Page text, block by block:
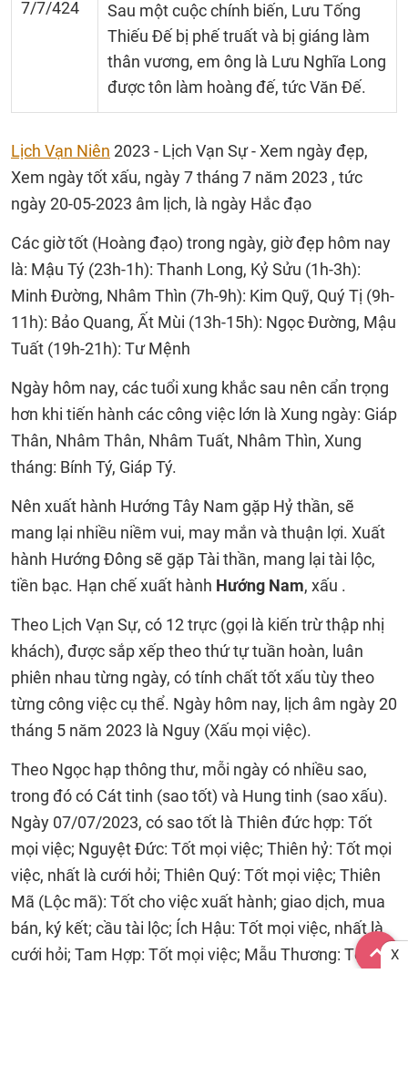
7/7/424
Sau một cuộc chính biến, Lưu Tống
Thiếu Đế bị phế truất và bị giáng làm
thân vương, em ông là Lưu Nghĩa Long
được tôn làm hoàng đế, tức Văn Đế.
Lịch Vạn Niên 2023 - Lịch Vạn Sự - Xem ngày đẹp,
Xem ngày tốt xấu, ngày 7 tháng 7 năm 2023 , tức
ngày 20-05-2023 âm lịch, là ngày Hắc đạo
Các giờ tốt (Hoàng đạo) trong ngày, giờ đẹp hôm nay
là: Mậu Tý (23h-1h): Thanh Long, Kỷ Sửu (1h-3h):
Minh Đường, Nhâm Thìn (7h-9h): Kim Quỹ, Quý Tị (9h-
11h): Bảo Quang, Ất Mùi (13h-15h): Ngọc Đường, Mậu
Tuất (19h-21h): Tư Mệnh
Ngày hôm nay, các tuổi xung khắc sau nên cẩn trọng
hơn khi tiến hành các công việc lớn là Xung ngày: Giáp
Thân, Nhâm Thân, Nhâm Tuất, Nhâm Thìn, Xung
tháng: Bính Tý, Giáp Tý.
Nên xuất hành Hướng Tây Nam gặp Hỷ thần, sẽ
mang lại nhiều niềm vui, may mắn và thuận lợi. Xuất
hành Hướng Đông sẽ gặp Tài thần, mang lại tài lộc,
tiền bạc. Hạn chế xuất hành Hướng Nam, xấu .
Theo Lịch Vạn Sự, có 12 trực (gọi là kiến trừ thập nhị
khách), được sắp xếp theo thứ tự tuần hoàn, luân
phiên nhau từng ngày, có tính chất tốt xấu tùy theo
từng công việc cụ thể. Ngày hôm nay, lịch âm ngày 20
tháng 5 năm 2023 là Nguy (Xấu mọi việc).
Theo Ngọc hạp thông thư, mỗi ngày có nhiều sao,
trong đó có Cát tinh (sao tốt) và Hung tinh (sao xấu).
Ngày 07/07/2023, có sao tốt là Thiên đức hợp: Tốt
mọi việc; Nguyệt Đức: Tốt mọi việc; Thiên hỷ: Tốt mọi
việc, nhất là cưới hỏi; Thiên Quý: Tốt mọi việc; Thiên
Mã (Lộc mã): Tốt cho việc xuất hành; giao dịch, mua
bán, ký kết; cầu tài lộc; Ích Hậu: Tốt mọi việc, nhất là
cưới hỏi; Tam Hợp: Tốt mọi việc; Mẫu Thương: Tốt về X